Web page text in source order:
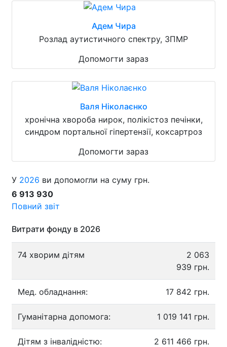
Адем Чира
Розлад аутистичного спектру, ЗПМР
Допомогти зараз
Валя Ніколаєнко
хронічна хвороба нирок, полікістоз печінки,
синдром портальної гіпертензії, коксартроз
Допомогти зараз
У 2026 ви допомогли на суму грн.
6 913 930
Повний звіт
Витрати фонду в 2026
74 хворим дітям
2 063
939 грн.
Мед. обладнання: 17 842 грн.
Гуманітарна допомога: 1 019 141 грн.
Дітям з інвалідністю: 2 611 466 грн.